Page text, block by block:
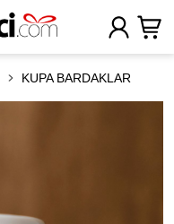
KUPA BARDAKLAR